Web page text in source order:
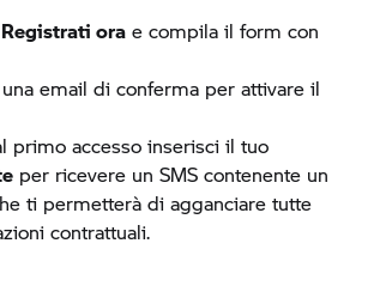
Registrati ora e compila il form con
email di conferma per attivare il
primo accesso inserisci il tuo
per ricevere un SMS contenente un
ti permetterà di agganciare tutte
contrattuali.